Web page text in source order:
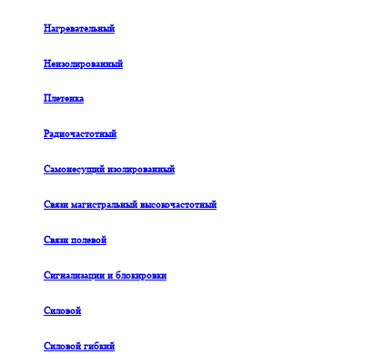
Нагревательный
Неизолированный
Плетенка
Радиочастотный
Самонесущий изолированный
Связи магистральный высокочастотный
Связи полевой
Сигнализации и блокировки
Силовой
Силовой гибкий